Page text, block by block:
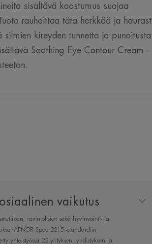
sisältävä koostumus suojaa
rauhoittaa tätä herkkää ja
kireyden tunnetta ja punoitusta.
Soothing Eye Contour Cream -
joka hoitaa ja
herkkää
huomioiden
vaikutus
ravintolisien sekä hyvinvointi- ja
AFNOR Spec 2215 -standardiin
yhteistyössä 22 yrityksen, yhdistyksen ja